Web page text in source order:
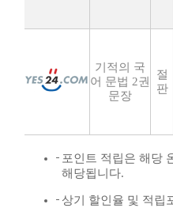
기적의 국
어 문법 2권
문장
절
판
포인트 적립은 해당
해당됩니다.
상기 할인율 및 적립